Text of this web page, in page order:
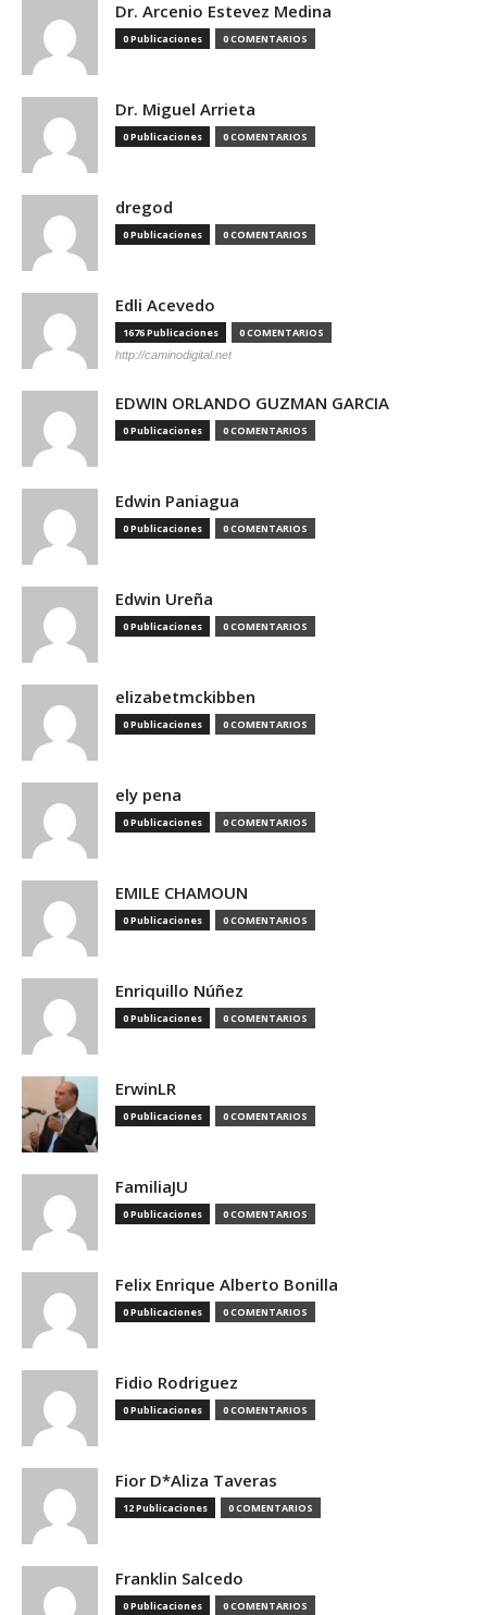
Dr. Arcenio Estevez Medina
0 Publicaciones 0 COMENTARIOS
Dr. Miguel Arrieta
0 Publicaciones 0 COMENTARIOS
dregod
0 Publicaciones 0 COMENTARIOS
Edli Acevedo
1676 Publicaciones 0 COMENTARIOS
http://caminodigital.net
EDWIN ORLANDO GUZMAN GARCIA
0 Publicaciones 0 COMENTARIOS
Edwin Paniagua
0 Publicaciones 0 COMENTARIOS
Edwin Ureña
0 Publicaciones 0 COMENTARIOS
elizabetmckibben
0 Publicaciones 0 COMENTARIOS
ely pena
0 Publicaciones 0 COMENTARIOS
EMILE CHAMOUN
0 Publicaciones 0 COMENTARIOS
Enriquillo Núñez
0 Publicaciones 0 COMENTARIOS
ErwinLR
0 Publicaciones 0 COMENTARIOS
FamiliaJU
0 Publicaciones 0 COMENTARIOS
Felix Enrique Alberto Bonilla
0 Publicaciones 0 COMENTARIOS
Fidio Rodriguez
0 Publicaciones 0 COMENTARIOS
Fior D*Aliza Taveras
12 Publicaciones 0 COMENTARIOS
Franklin Salcedo
0 Publicaciones 0 COMENTARIOS